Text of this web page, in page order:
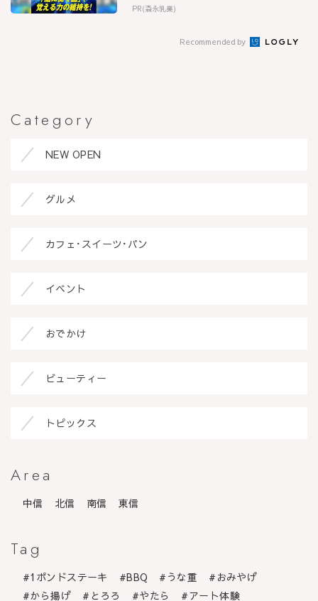
PR(森永乳業)
Recommended by
Category
NEW OPEN
グルメ
カフェ･スイーツ･パン
イベント
おでかけ
ビューティー
トピックス
Area
中信 北信 南信 東信
Tag
1ポンドステーキ BBQ うな重
おみやげ
から揚げ
とろろ やたら アート体験